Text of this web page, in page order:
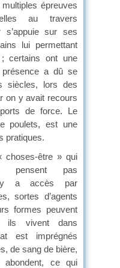
épreuves
au travers
s’appuie sur ses
lui permettant
; certains ont une
a dû se
siècles, lors des
on y avait recours
de force. Le
poulets, est une
pratiques.
choses-être » qui
pensent pas
y a accès par
sortes d’agents
formes peuvent
ils vivent dans
est imprégnés
de sang de bière,
ce qui